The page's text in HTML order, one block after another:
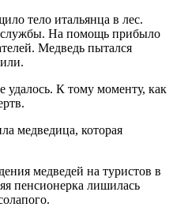
тело итальянца в лес.
На помощь прибыло
Медведь пытался
удалось. К тому моменту, как
медведица, которая
медведей на туристов в
пенсионерка лишилась